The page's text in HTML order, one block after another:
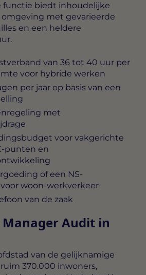
functie biedt inhoudelijke
met gevarieerde
en een heldere
van 36 tot 40 uur per
voor hybride werken
per jaar op basis van een
met
voor vakgerichte
punten en
of een NS-
woon-werkverkeer
van de zaak
Audit in
van de gelijknamige
370.000 inwoners,